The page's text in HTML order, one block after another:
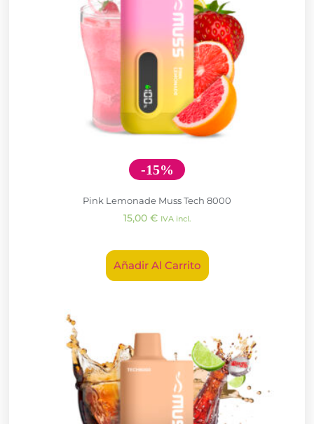
-15%
Pink Lemonade Muss Tech 8000
15,00 € IVA incl.
Añadir Al Carrito